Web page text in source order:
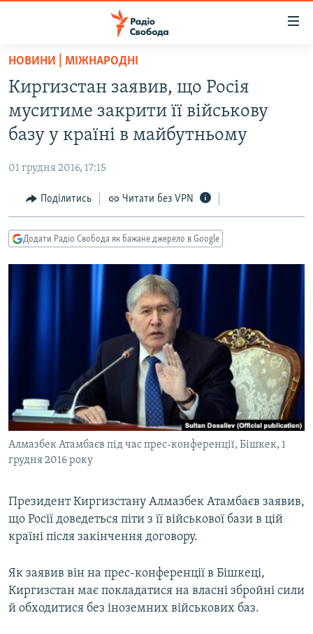
Перейти
основного
матеріалу
Перейти
до
основної
навігації
Перейти
до
пошуку
ВСЕ ЗА ДОБУ
СТАТТІ
ЕКОНОМІКА
СУСПІЛЬСТВО
РОСІЙСЬКА «ФІЛЬТРАЦІЯ»
ДОНБАС.РЕАЛІЇ
ТИ ЯК?
КИТАЙ.ВИКЛИКИ
СПЕЦПРОЄКТИ
ПОДКАСТИ
КРИМ РЕАЛІЇ
РУС
КТАТ
ДОЛУЧАЙСЯ!
НОВИНИ | МІЖНАРОДНІ
Киргизстан заявив, що Росія
муситиме закрити її військову
базу у країні в майбутньому
01 грудня 2016, 17:15
Поділитись Читати без VPN
Додати Радіо Свобода як бажане джерело в Google
Алмазбек Атамбаєв під час прес-конференції, Бішкек, 1
грудня 2016 року
Президент Киргизстану Алмазбек Атамбаєв заявив,
що Росії доведеться піти з її військової бази в цій
країні після закінчення договору.
Як заявив він на прес-конференції в Бішкеці,
Киргизстан має покладатися на власні збройні сили
й обходитися без іноземних військових баз.